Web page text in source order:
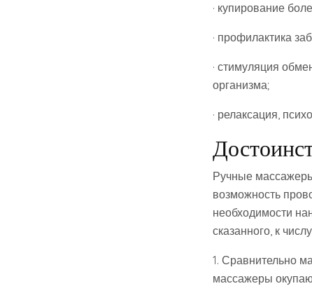
· купирование
· профилактика
· стимуляция
организма;
· релаксация,
Ручные
возможность
необходимости
сказанного, к
1. Сравнительно
массажеры